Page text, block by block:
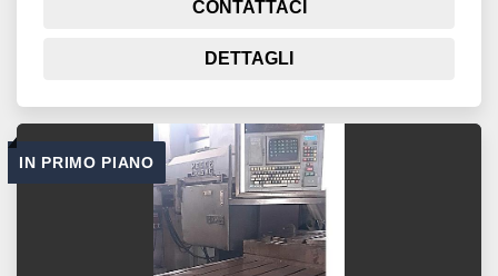
CONTATTACI
DETTAGLI
IN PRIMO PIANO